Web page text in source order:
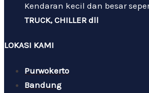
Kendaran kecil dan besar
TRUCK, CHILLER dll
LOKASI KAMI
Purwokerto
Bandung